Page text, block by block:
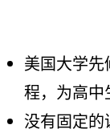
美国大学
程，为高中
没有固定的